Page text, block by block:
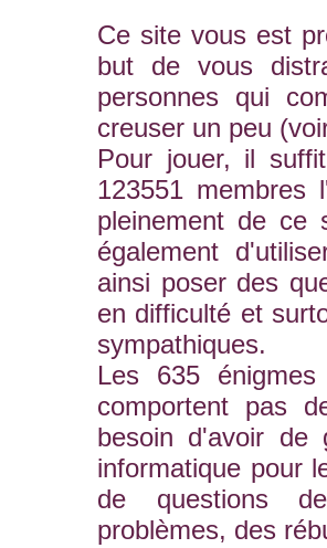
Ce site vous est
but de vous
personnes qui
creuser un peu
Pour jouer, il
123551 membres
pleinement de ce
également
ainsi poser des
en difficulté et
sympathiques.
Les 635
comportent pas
besoin d'avoir de
informatique pour
de questions
problèmes, des